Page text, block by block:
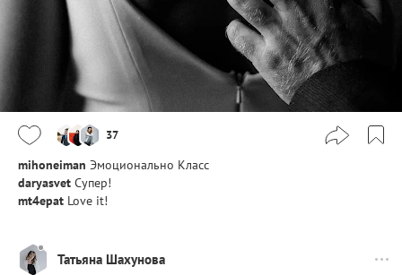
37
mihoneiman Эмоционально Класс
daryasvet Супер!
mt4epat Love it!
Татьяна Шахунова